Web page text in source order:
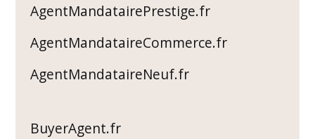
AgentMandatairePrestige.fr
AgentMandataireCommerce.fr
AgentMandataireNeuf.fr
BuyerAgent.fr